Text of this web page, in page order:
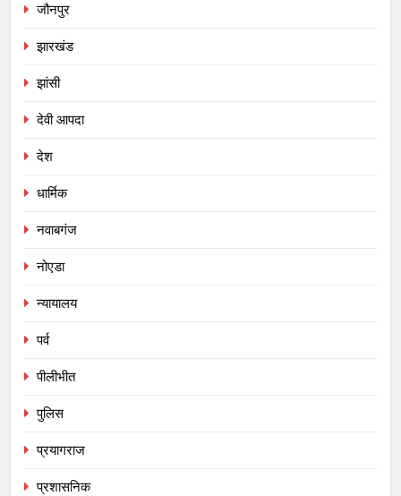
जौनपुर
झारखंड
झांसी
देवी आपदा
देश
धार्मिक
नवाबगंज
नोएडा
न्यायालय
पर्व
पीलीभीत
पुलिस
प्रयागराज
प्रशासनिक